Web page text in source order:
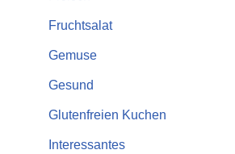
Fruchtsalat
Gemuse
Gesund
Glutenfreien Kuchen
Interessantes